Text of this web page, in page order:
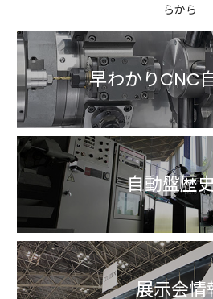
らから
早わかりCNC
自動盤歴
展示会情